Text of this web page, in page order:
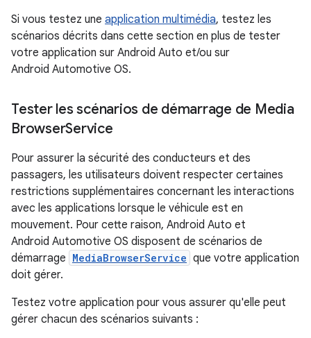
Si vous testez une application multimédia, testez les
scénarios décrits dans cette section en plus de tester
votre application sur Android Auto et/ou sur
Android Automotive OS.
Tester les scénarios de démarrage de Media
BrowserService
Pour assurer la sécurité des conducteurs et des
passagers, les utilisateurs doivent respecter certaines
restrictions supplémentaires concernant les interactions
avec les applications lorsque le véhicule est en
mouvement. Pour cette raison, Android Auto et
Android Automotive OS disposent de scénarios de
démarrage MediaBrowserService que votre application
doit gérer.
Testez votre application pour vous assurer qu'elle peut
gérer chacun des scénarios suivants :